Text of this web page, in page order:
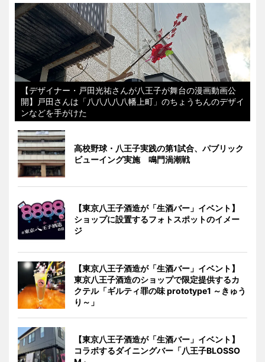
【デザイナー・戸田光祐さんが八王子が舞台の漫画動画公
開】戸田さんは「八八八八八幡上町」のちょうちんのデザイ
ンなどを手がけた
高校野球・八王子実践の第1試合、パブリック
ビューイング実施 鳴門渦潮戦
【東京八王子酒造が「生酒バー」イベント】
ショップに設置するフォトスポットのイメー
ジ
【東京八王子酒造が「生酒バー」イベント】
東京八王子酒造のショップで限定提供するカ
クテル「ギルティ罪の味 prototype1 ～きゅう
り～」
【東京八王子酒造が「生酒バー」イベント】
コラボするダイニングバー「八王子BLOSSO